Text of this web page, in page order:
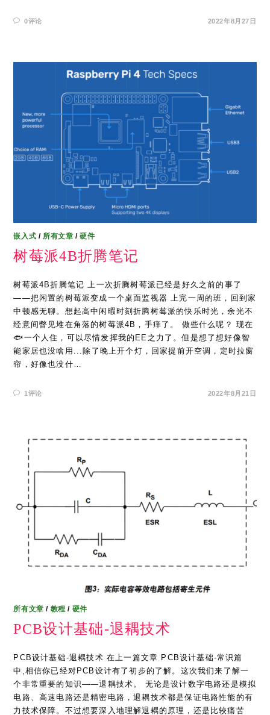
0评论 2022年8月27日
嵌入式 / 所有文章 /硬件
树莓派4B折腾笔记
树莓派4B折腾笔记 上一次折腾树莓派已经是好久之前的事了
——把闲置的树莓派变成一个桌面监视器 上完一周的班，回到家
中顿感无聊。想起高中闲暇时刻折腾树莓派的快乐时光，余光不
经意间瞥见堆在角落的树莓派4B，手痒了。 做些什么呢？ 现在
🐟一个人住，可以尽情发挥我的EE之力了。但是想了想好像智
能家居也没啥用...除了晚上开个灯，回家提前开空调，定时拉窗
帘，好像也没什…
1评论 2022年8月21日
所有文章 / 教程 / 硬件
PCB设计基础-退耦技术
PCB设计基础-退耦技术 在上一篇文章 PCB设计基础-常识篇
中,相信你已经对PCB设计有了初步的了解。这次我们来了解一
个非常重要的知识——退耦技术。 无论是设计数字电路还是模拟
电路、高速电路还是精密电路，退耦技术都是保证电路性能的有
力技术保障。不过想要深入地理解退耦的原理，还是比较痛苦